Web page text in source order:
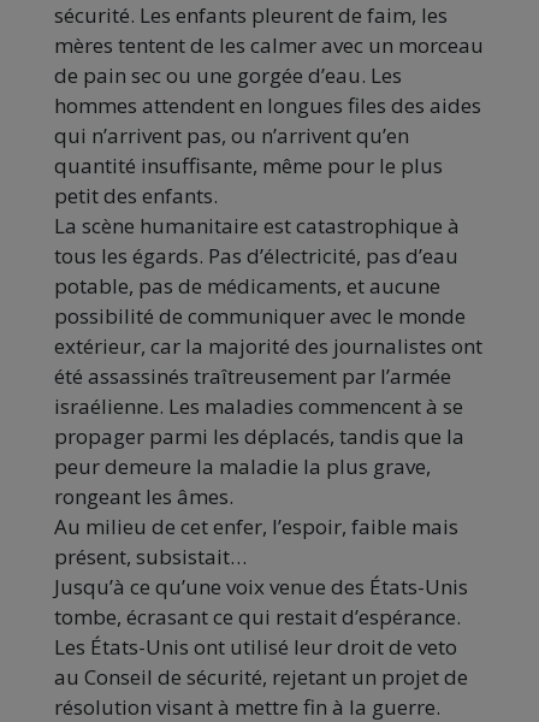
sécurité. Les enfants pleurent de faim, les
mères tentent de les calmer avec un morceau
de pain sec ou une gorgée d’eau. Les
hommes attendent en longues files des aides
qui n’arrivent pas, ou n’arrivent qu’en
quantité insuffisante, même pour le plus
petit des enfants.
La scène humanitaire est catastrophique à
tous les égards. Pas d’électricité, pas d’eau
potable, pas de médicaments, et aucune
possibilité de communiquer avec le monde
extérieur, car la majorité des journalistes ont
été assassinés traîtreusement par l’armée
israélienne. Les maladies commencent à se
propager parmi les déplacés, tandis que la
peur demeure la maladie la plus grave,
rongeant les âmes.
Au milieu de cet enfer, l’espoir, faible mais
présent, subsistait…
Jusqu’à ce qu’une voix venue des États-Unis
tombe, écrasant ce qui restait d’espérance.
Les États-Unis ont utilisé leur droit de veto
au Conseil de sécurité, rejetant un projet de
résolution visant à mettre fin à la guerre.